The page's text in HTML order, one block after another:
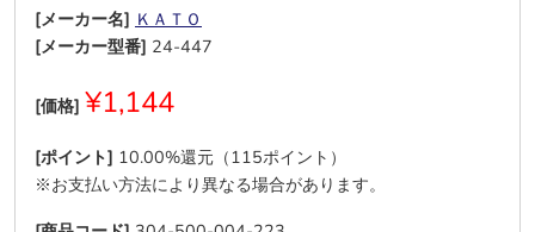
[メーカー名] ＫＡＴＯ
[メーカー型番] 24-447
[価格] ¥1,144
[ポイント] 10.00%還元（115ポイント）
※お支払い方法により異なる場合があります。